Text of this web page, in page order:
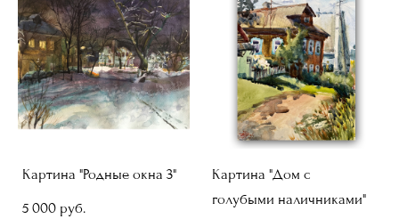
Картина "Родные окна 3"
5 000 pуб.
Картина "Дом с
голубыми наличниками"